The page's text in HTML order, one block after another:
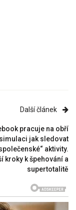
Další článek
pracuje na obří
simulaci jak sledovat
aktivity.
kroky k špehování a
supertotalitě